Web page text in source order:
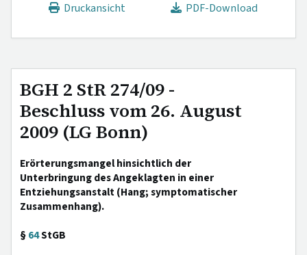
Druckansicht
PDF-Download
BGH 2 StR 274/09 -
Beschluss vom 26. August
2009 (LG Bonn)
Erörterungsmangel hinsichtlich der
Unterbringung des Angeklagten in einer
Entziehungsanstalt (Hang; symptomatischer
Zusammenhang).
§64StGB